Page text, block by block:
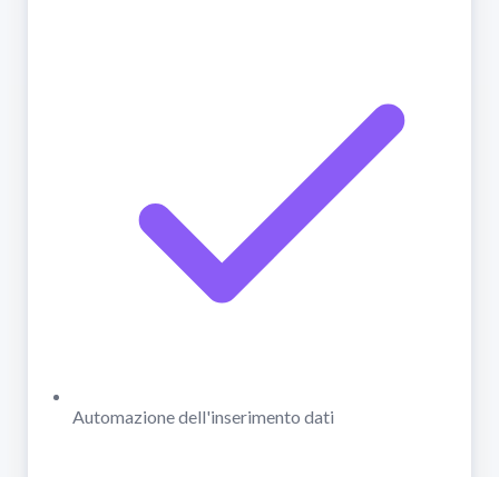
Automazione dell'inserimento dati